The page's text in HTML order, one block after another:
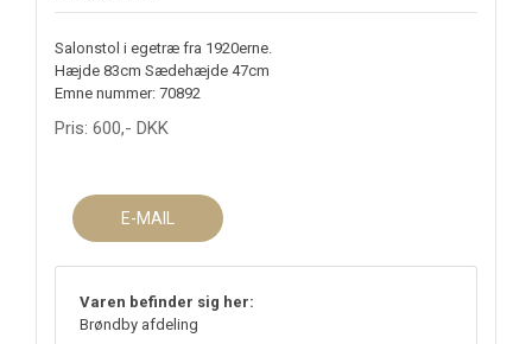
Salonstol i egetræ fra 1920erne.
Hæjde 83cm Sædehæjde 47cm
Emne nummer: 70892
Pris: 600,- DKK
E-MAIL
Varen befinder sig her:
Brøndby afdeling